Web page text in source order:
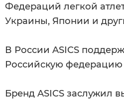
Федераций легкой
Украины, Японии и
В России ASICS
Российскую
Бренд ASICS заслужил